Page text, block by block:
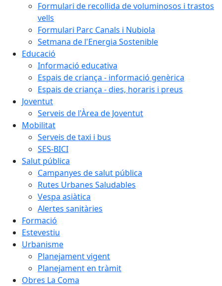
Formulari de recollida de voluminosos i trastos
vells
Formulari Parc Canals i Nubiola
Setmana de l'Energia Sostenible
Educació
Informació educativa
Espais de criança - informació genèrica
Espais de criança - dies, horaris i preus
Joventut
Serveis de l'Àrea de Joventut
Mobilitat
Serveis de taxi i bus
SES-BICI
Salut pública
Campanyes de salut pública
Rutes Urbanes Saludables
Vespa asiàtica
Alertes sanitàries
Formació
Estevestiu
Urbanisme
Planejament vigent
Planejament en tràmit
Obres La Coma